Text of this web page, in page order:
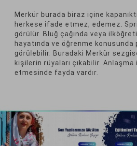
Merkür burada biraz içine
herkese ifade etmez, edemez.
görülür. Bluğ çağında veya
hayatında ve öğrenme konusunda
görülebilir. Buradaki Merkür
kişilerin rüyaları çıkabilir.
etmesinde fayda vardır.